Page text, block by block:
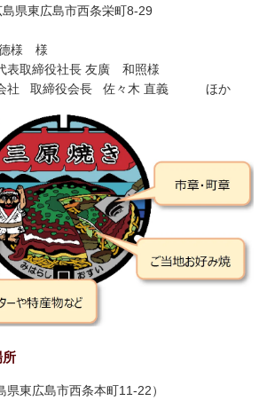
東広島市西条栄町8-29
様 様
代表取締役社長 友廣 和照様
会社 取締役会長 佐々木 直義 ほか
県東広島市西条本町11-22）